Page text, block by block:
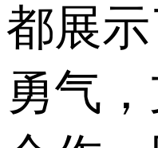
都展
勇气